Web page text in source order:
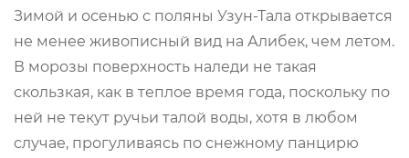
Зимой и осенью с поляны Узун-Тала открывается
не менее живописный вид на Алибек, чем летом.
В морозы поверхность наледи не такая
скользкая, как в теплое время года, поскольку по
ней не текут ручьи талой воды, хотя в любом
случае, прогуливаясь по снежному панцирю